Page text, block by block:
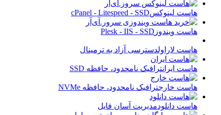
هاست لینوکسcPanel - Litespeed - SSD
هاست ویندوز Plesk - IIS - SSD
هاست لاراولدسترسی آزاد به ترمینال
هاست ایرانترافیک نامحدود، حافظه SSD
هاست خارجترافیک نامحدود، حافظه NVMe
هاست دانلودمدیریت آسان فایل‌‌‌